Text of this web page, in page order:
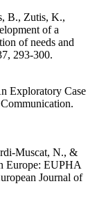
B., Zutis, K.,
of a
of needs and
293-300.
Exploratory Case
Muscat, N., &
Europe: EUPHA
Journal of